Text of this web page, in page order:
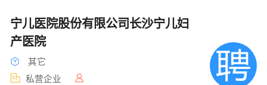
宁儿医院股份有限公司长沙宁儿妇
产医院
其它
私营企业